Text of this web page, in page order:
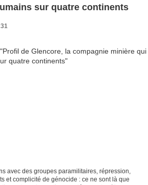
sur quatre continents
avec des groupes paramilitaires, répression,
et complicité de génocide : ce ne sont là que